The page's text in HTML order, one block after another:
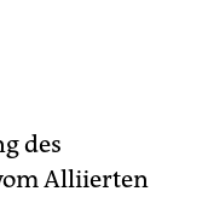
des
Alliierten